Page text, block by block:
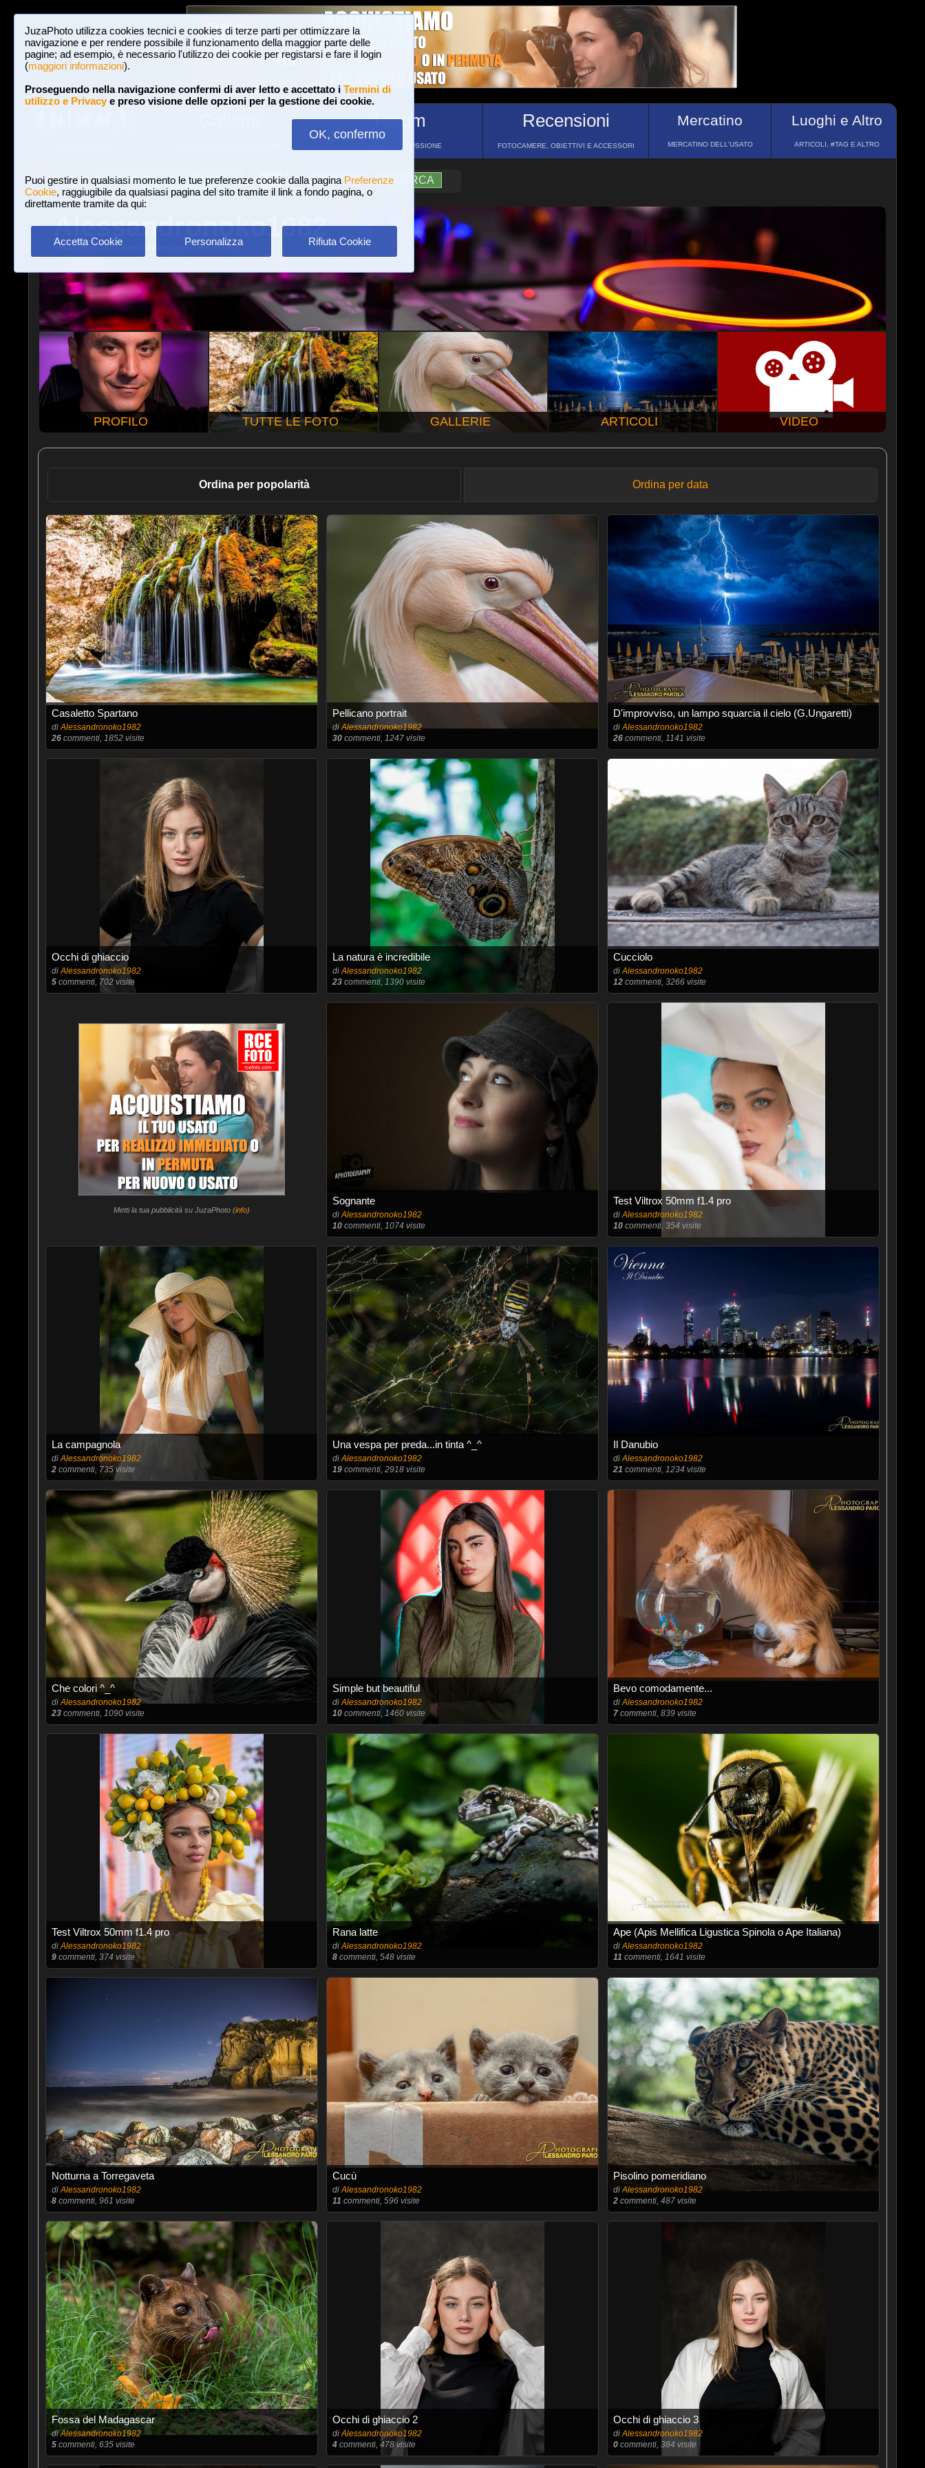
JuzaPhoto utilizza cookies tecnici e cookies di terze parti per ottimizzare la
navigazione e per rendere possibile il funzionamento della maggior parte delle
pagine; ad esempio, è necessario l'utilizzo dei cookie per registarsi e fare il login
(maggiori informazioni).
Proseguendo nella navigazione confermi di aver letto e accettato i Termini di
utilizzo e Privacye preso visione delle opzioni per la gestione dei cookie.
OK, confermo
Puoi gestire in qualsiasi momento le tue preferenze cookie dalla pagina Preferenze
Cookie, raggiugibile da qualsiasi pagina del sito tramite il link a fondo pagina, o
direttamente tramite da qui:
Accetta Cookie Personalizza Rifiuta Cookie
Forum
FORUM DI DISCUSSIONE
Recensioni
FOTOCAMERE, OBIETTIVI E ACCESSORI
Mercatino
MERCATINO DELL'USATO
Luoghi e Altro
ARTICOLI, #TAG E ALTRO
Login Iscriviti a JuzaPhoto! A A ?AIUTO RICERCA
Alessandronoko1982
www.juzaphoto.com/p/Alessandronoko1982
PROFILO TUTTE LE FOTO GALLERIE ARTICOLI VIDEO
Ordina per popolarità Ordina per data
Casaletto Spartano
diAlessandronoko1982
26commenti, 1852 visite
Pellicano portrait
diAlessandronoko1982
30commenti, 1247 visite
D'improvviso, un lampo squarcia il cielo (G.Ungaretti)
diAlessandronoko1982
26 commenti, 1141 visite
Occhi di ghiaccio
diAlessandronoko1982
5commenti, 702 visite
La natura è incredibile
diAlessandronoko1982
23commenti, 1390 visite
Cucciolo
diAlessandronoko1982
12 commenti, 3266 visite
Metti la tua pubblicità su JuzaPhoto (info)
Sognante
diAlessandronoko1982
10commenti, 1074 visite
Test Viltrox 50mm f1.4 pro
diAlessandronoko1982
10 commenti, 354 visite
La campagnola
diAlessandronoko1982
2commenti, 735 visite
Una vespa per preda...in tinta ^_^
diAlessandronoko1982
19commenti, 2918 visite
Il Danubio
diAlessandronoko1982
21 commenti, 1234 visite
Che colori ^_^
diAlessandronoko1982
23commenti, 1090 visite
Simple but beautiful
diAlessandronoko1982
10commenti, 1460 visite
Bevo comodamente...
diAlessandronoko1982
7 commenti, 839 visite
Test Viltrox 50mm f1.4 pro
diAlessandronoko1982
9commenti, 374 visite
Rana latte
diAlessandronoko1982
8commenti, 548 visite
Ape (Apis Mellifica Ligustica Spinola o Ape Italiana)
diAlessandronoko1982
11 commenti, 1641 visite
Notturna a Torregaveta
diAlessandronoko1982
8commenti, 961 visite
Cucù
diAlessandronoko1982
11 commenti, 596 visite
Pisolino pomeridiano
diAlessandronoko1982
2 commenti, 487 visite
Fossa del Madagascar
diAlessandronoko1982
5commenti, 635 visite
Occhi di ghiaccio 2
diAlessandronoko1982
4commenti, 478 visite
Occhi di ghiaccio 3
diAlessandronoko1982
0 commenti, 384 visite